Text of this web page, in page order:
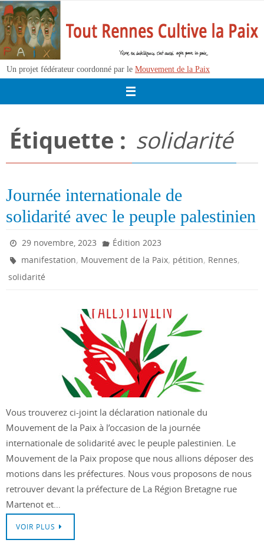
Passer
vers
le
contenu
Un projet fédérateur coordonné par leMouvement de la Paix
Étiquette : solidarité
Journée internationale de
solidarité avec le peuple palestinien
29 novembre, 2023
Édition 2023
manifestation, Mouvement de la Paix, pétition, Rennes,
solidarité
Vous trouverez ci-joint la déclaration nationale du
Mouvement de la Paix à l’occasion de la journée
internationale de solidarité avec le peuple palestinien. Le
Mouvement de la Paix propose que nous allions déposer des
motions dans les préfectures. Nous vous proposons de nous
retrouver devant la préfecture de La Région Bretagne rue
Martenot et…
VOIR PLUS